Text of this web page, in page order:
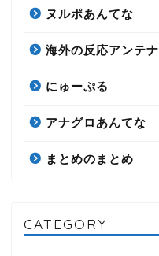
ヌルポあんてな
海外の反応アンテナ
にゅーぷる
アナグロあんてな
まとめのまとめ
CATEGORY